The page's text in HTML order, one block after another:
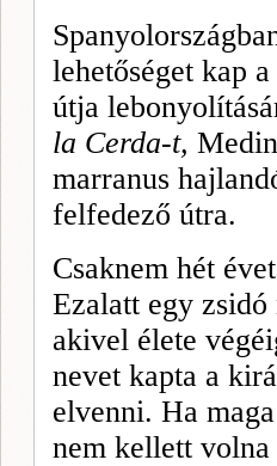
lehetőséget kap
útja
la Cerda-t,
marranus
felfedező útra.
Csaknem hét
Ezalatt egy zsidó
akivel élete
nevet kapta a
elvenni. Ha
nem kellett